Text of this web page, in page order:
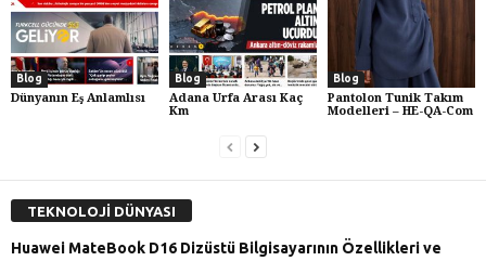
Blog
Dünyanın Eş Anlamlısı
Blog
Adana Urfa Arası Kaç
Km
Blog
Pantolon Tunik Takım
Modelleri – HE-QA-Com
TEKNOLOJİ DÜNYASI
Huawei MateBook D16 Dizüstü Bilgisayarının Özellikleri ve